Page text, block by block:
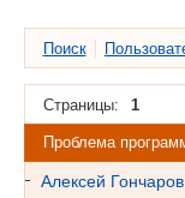
Поиск
Страницы: 1
Проблема
Алексей Гончаров